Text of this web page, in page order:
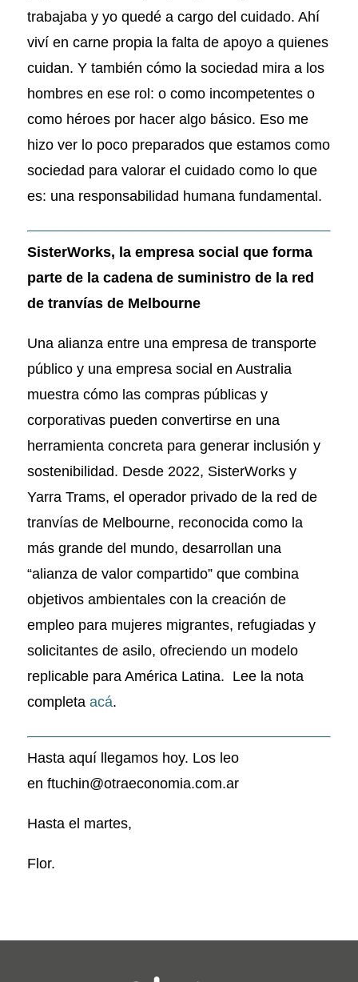
trabajaba y yo quedé a cargo del cuidado. Ahí
viví en carne propia la falta de apoyo a quienes
cuidan. Y también cómo la sociedad mira a los
hombres en ese rol: o como incompetentes o
como héroes por hacer algo básico. Eso me
hizo ver lo poco preparados que estamos como
sociedad para valorar el cuidado como lo que
es: una responsabilidad humana fundamental.
SisterWorks, la empresa social que forma
parte de la cadena de suministro de la red
de tranvías de Melbourne
Una alianza entre una empresa de transporte
público y una empresa social en Australia
muestra cómo las compras públicas y
corporativas pueden convertirse en una
herramienta concreta para generar inclusión y
sostenibilidad. Desde 2022, SisterWorks y
Yarra Trams, el operador privado de la red de
tranvías de Melbourne, reconocida como la
más grande del mundo, desarrollan una
“alianza de valor compartido” que combina
objetivos ambientales con la creación de
empleo para mujeres migrantes, refugiadas y
solicitantes de asilo, ofreciendo un modelo
replicable para América Latina. Lee la nota
completa acá.
Hasta aquí llegamos hoy. Los leo
en ftuchin@otraeconomia.com.ar
Hasta el martes,
Flor.